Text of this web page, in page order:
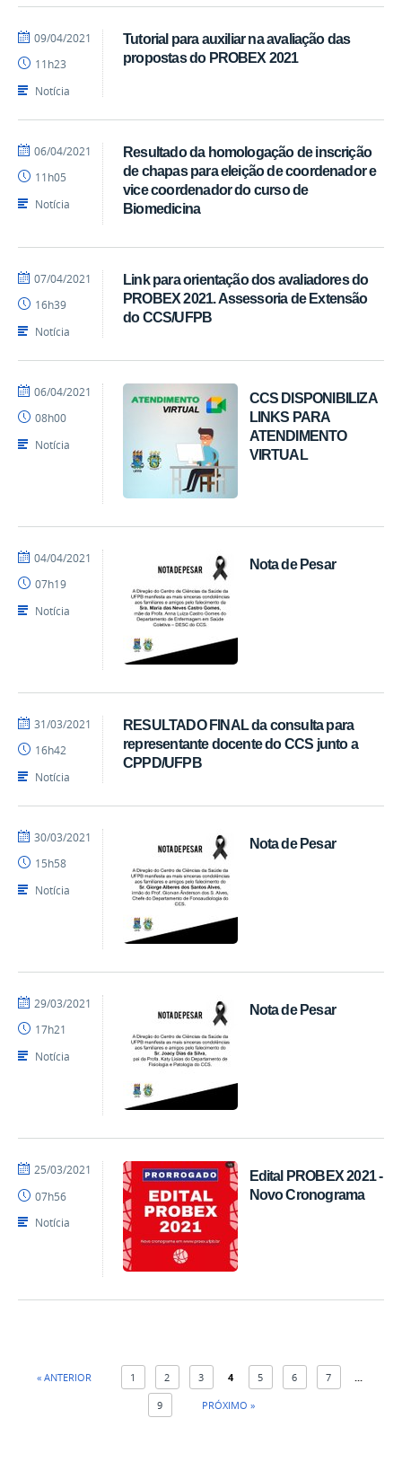
Tutorial para auxiliar na avaliação das
propostas do PROBEX 2021
por
Batista
publicado
09/04/2021
11h23
Notícia
Resultado da homologação de inscrição
de chapas para eleição de coordenador e
vice coordenador do curso de
Biomedicina
por
publicado
06/04/2021
11h05
Notícia
Link para orientação dos avaliadores do
PROBEX 2021. Assessoria de Extensão
do CCS/UFPB
por
publicado
07/04/2021
16h39
Notícia
CCS DISPONIBILIZA
LINKS PARA
ATENDIMENTO
VIRTUAL
por
CCS
publicado
06/04/2021
08h00
Notícia
Nota de Pesar
por
Batista
publicado
04/04/2021
07h19
Notícia
RESULTADO FINAL da consulta para
representante docente do CCS junto a
CPPD/UFPB
por
publicado
31/03/2021
16h42
Notícia
Nota de Pesar
por
Batista
publicado
30/03/2021
15h58
Notícia
Nota de Pesar
por
Batista
publicado
29/03/2021
17h21
Notícia
Edital PROBEX 2021 -
Novo Cronograma
por
publicado
25/03/2021
07h56
Notícia
« ANTERIOR 1 2 3 4 5 6 7 ...
9 PRÓXIMO »